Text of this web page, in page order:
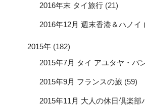
2016年末 タイ旅行 (21)
2016年12月 週末香港＆ハノイ
2015年 (182)
2015年7月 タイ アユタヤ・バ
2015年9月 フランスの旅 (59)
2015年11月 大人の休日倶楽部